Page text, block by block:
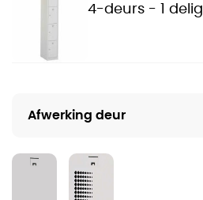
4-deurs - 1 delig
Afwerking deur